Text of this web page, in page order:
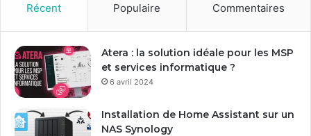
r
e
a
d
s
Récent Populaire Commentaires
Atera : la solution idéale pour les MSP
et services informatique ?
6 avril 2024
Installation de Home Assistant sur un
NAS Synology